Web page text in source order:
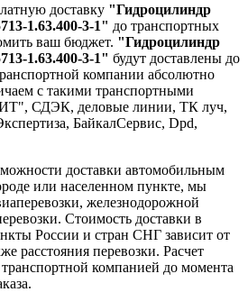
доставку "Гидроцилиндр
1.63.400-3-1" до транспортных
ваш бюджет. "Гидроцилиндр
1.63.400-3-1" будут доставлены до
компании абсолютно
с такими транспортными
СДЭК, деловые линии, ТК луч,
БайкалСервис, Dpd,
доставки автомобильным
или населенном пункте, мы
железнодорожной
Стоимость доставки в
России и стран СНГ зависит от
расстояния перевозки. Расчет
компанией до момента